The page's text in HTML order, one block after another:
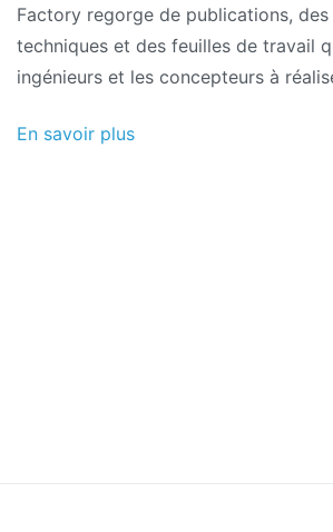
Factory regorge de publications,
techniques et des feuilles de travail
ingénieurs et les concepteurs à
En savoir plus